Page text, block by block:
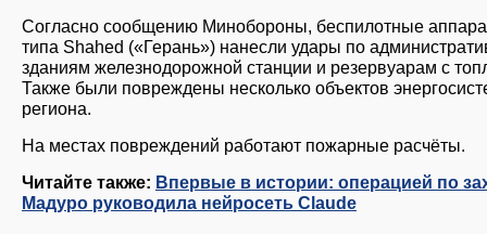
Согласно сообщению Минобороны, беспилотные
типа Shahed («Герань») нанесли удары по
зданиям железнодорожной станции и резервуарам с
Также были повреждены несколько объектов
региона.
На местах повреждений работают пожарные расчёты.
Читайте также: Впервые в истории: операцией по
Мадуро руководила нейросеть Claude